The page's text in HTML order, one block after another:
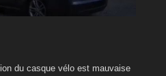
du casque vélo est mauvaise